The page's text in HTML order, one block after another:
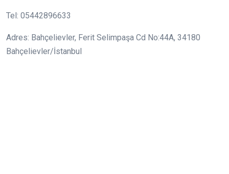
Tel: 05442896633
Adres: Bahçelievler, Ferit Selimpaşa Cd No:44A, 34180
Bahçelievler/İstanbul